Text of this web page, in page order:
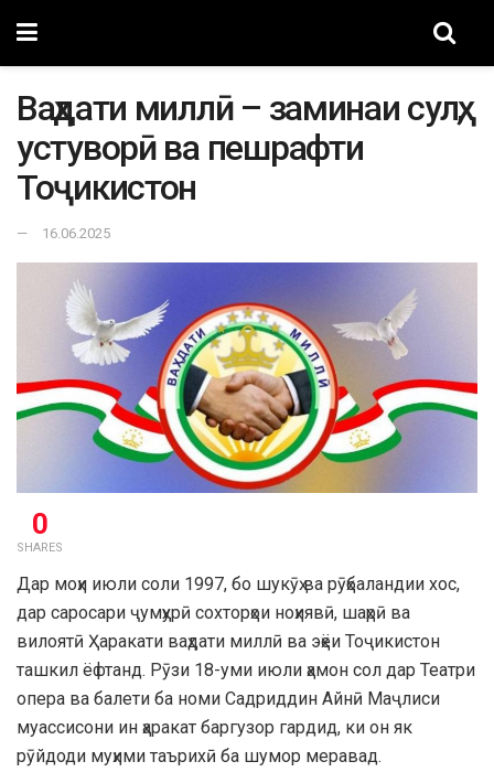
Ваҳдати миллӣ – заминаи сулҳ,
устуворӣ ва пешрафти
Тоҷикистон
16.06.2025
0
SHARES
Дар моҳи июли соли 1997, бо шукӯҳ ва рӯҳбаландии хос,
дар саросари ҷумҳурӣ сохторҳои ноҳиявӣ, шаҳрӣ ва
вилоятӣ Ҳаракати ваҳдати миллӣ ва эҳёи Тоҷикистон
ташкил ёфтанд. Рӯзи 18-уми июли ҳамон сол дар Театри
опера ва балети ба номи Садриддин Айнӣ Маҷлиси
муассисони ин ҳаракат баргузор гардид, ки он як
рӯйдоди муҳими таърихӣ ба шумор меравад.